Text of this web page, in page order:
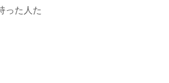
った人た